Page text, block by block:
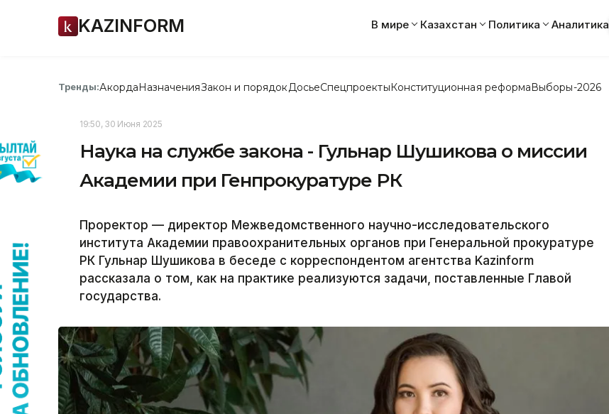
KAZINFORM В мире Казахстан Политика Аналитика
Тренды:АкордаНазначенияЗакон и порядок ДосьеСпецпроектыКонституционная реформаВыборы-2026
19:50, 30 Июня 2025
Наука на службе закона - Гульнар Шушикова о миссии
Академии при Генпрокуратуре РК
Проректор — директор Межведомственного научно-исследовательского
института Академии правоохранительных органов при Генеральной прокуратуре
РК Гульнар Шушикова в беседе с корреспондентом агентства Kazinform
рассказала о том, как на практике реализуются задачи, поставленные Главой
государства.